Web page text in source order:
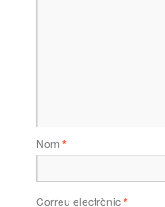
Nom *
Correu electrònic*